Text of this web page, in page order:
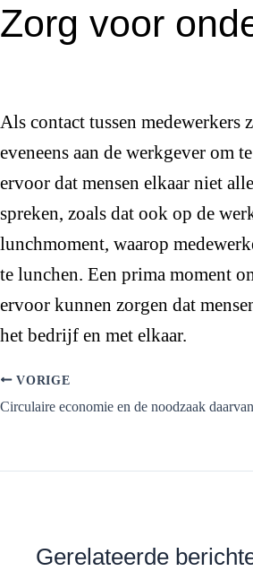
Zorg voor
Als contact tussen
eveneens aan de werkgever om
ervoor dat mensen elkaar niet
spreken, zoals dat ook op de
lunchmoment, waarop
te lunchen. Een prima moment
ervoor kunnen zorgen dat
het bedrijf en met elkaar.
VORIGE
Circulaire economie en de noodzaak daarvan
Gerelateerde